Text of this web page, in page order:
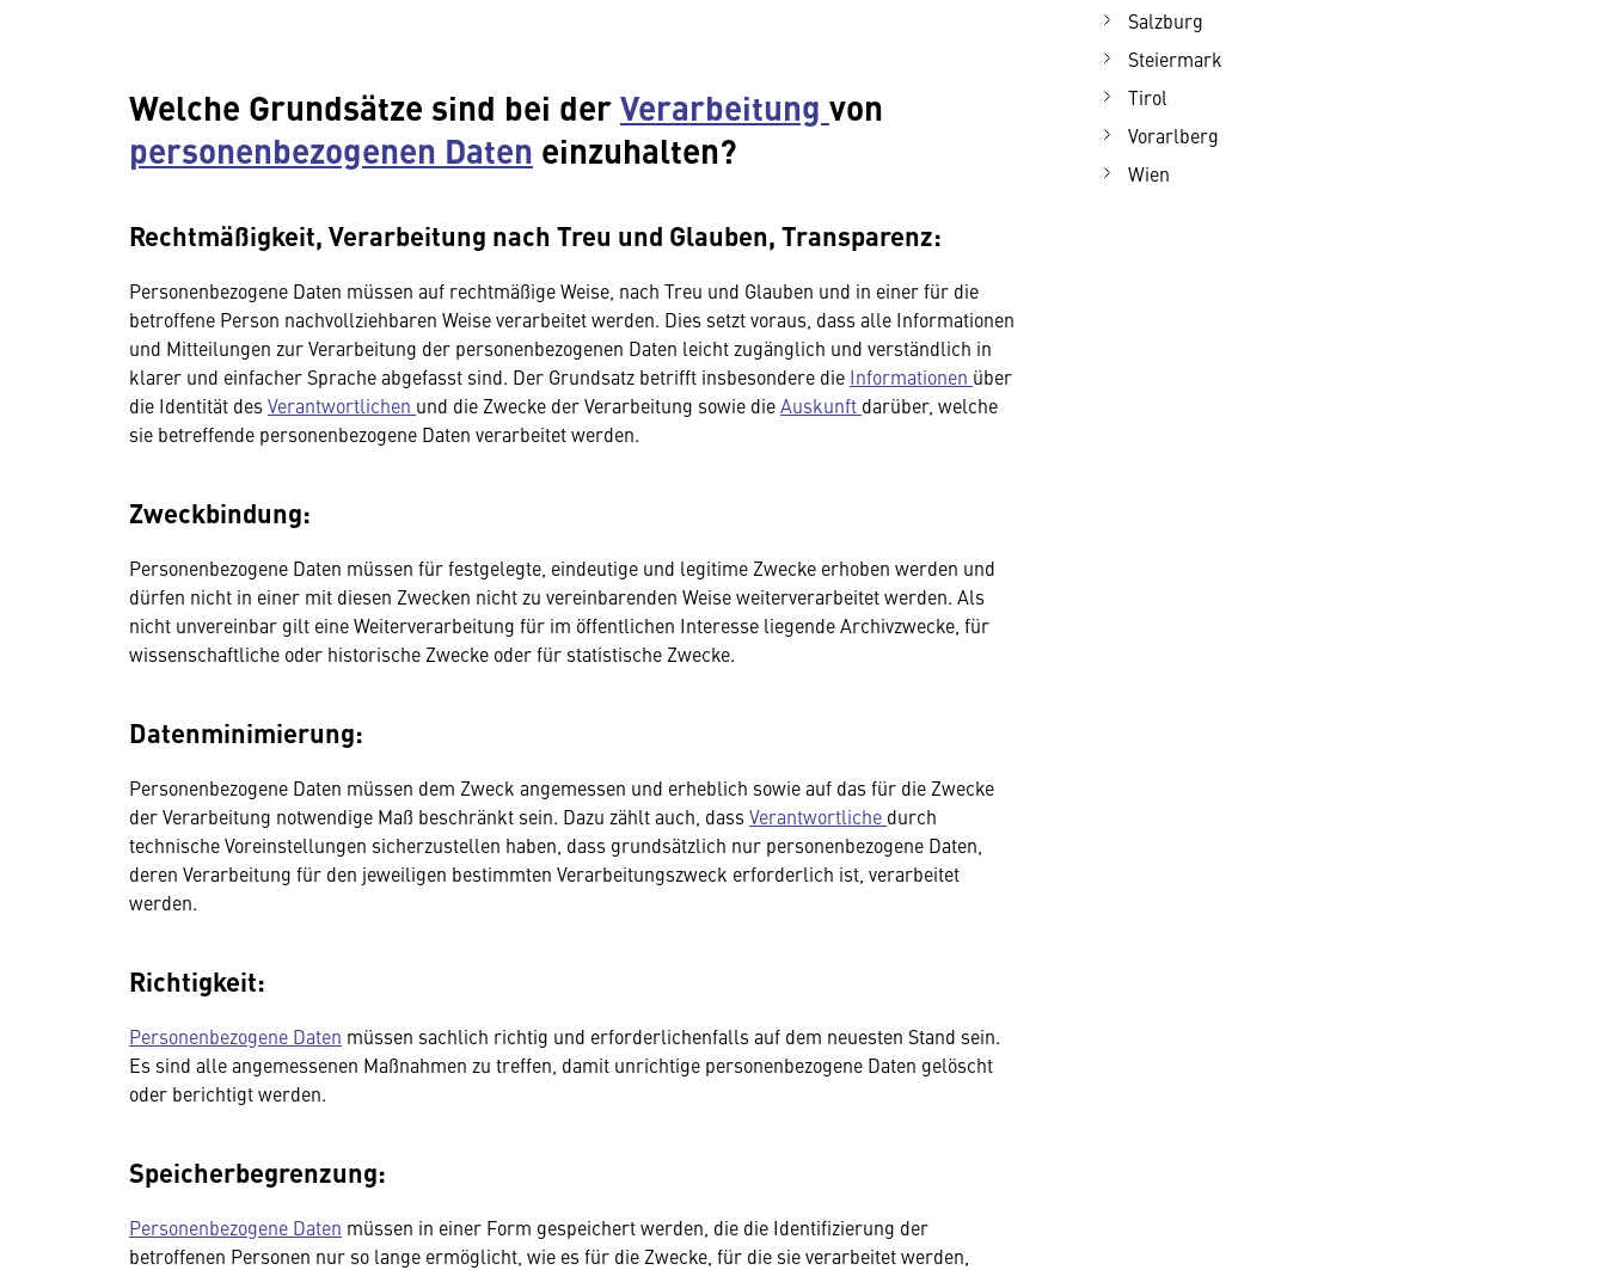
Welche Grundsätze sind bei derVerarbeitung von
personenbezogenen Daten einzuhalten?
Rechtmäßigkeit, Verarbeitung nach Treu und Glauben, Transparenz:
Personenbezogene Daten müssen auf rechtmäßige Weise, nach Treu und Glauben und in einer für die
betroffene Person nachvollziehbaren Weise verarbeitet werden. Dies setzt voraus, dass alle Informationen
und Mitteilungen zur Verarbeitung der personenbezogenen Daten leicht zugänglich und verständlich in
klarer und einfacher Sprache abgefasst sind. Der Grundsatz betrifft insbesondere die Informationen über
die Identität des Verantwortlichen und die Zwecke der Verarbeitung sowie dieAuskunft darüber, welche
sie betreffende personenbezogene Daten verarbeitet werden.
Zweckbindung:
Personenbezogene Daten müssen für festgelegte, eindeutige und legitime Zwecke erhoben werden und
dürfen nicht in einer mit diesen Zwecken nicht zu vereinbarenden Weise weiterverarbeitet werden. Als
nicht unvereinbar gilt eine Weiterverarbeitung für im öffentlichen Interesse liegende Archivzwecke, für
wissenschaftliche oder historische Zwecke oder für statistische Zwecke.
Datenminimierung:
Personenbezogene Daten müssen dem Zweck angemessen und erheblich sowie auf das für die Zwecke
der Verarbeitung notwendige Maß beschränkt sein. Dazu zählt auch, dass Verantwortliche durch
technische Voreinstellungen sicherzustellen haben, dass grundsätzlich nur personenbezogene Daten,
deren Verarbeitung für den jeweiligen bestimmten Verarbeitungszweck erforderlich ist, verarbeitet
werden.
Richtigkeit:
Personenbezogene Daten müssen sachlich richtig und erforderlichenfalls auf dem neuesten Stand sein.
Es sind alle angemessenen Maßnahmen zu treffen, damit unrichtige personenbezogene Daten gelöscht
oder berichtigt werden.
Speicherbegrenzung:
Personenbezogene Daten müssen in einer Form gespeichert werden, die die Identifizierung der
betroffenen Personen nur so lange ermöglicht, wie es für die Zwecke, für die sie verarbeitet werden,
Salzburg
Steiermark
Tirol
Vorarlberg
Wien